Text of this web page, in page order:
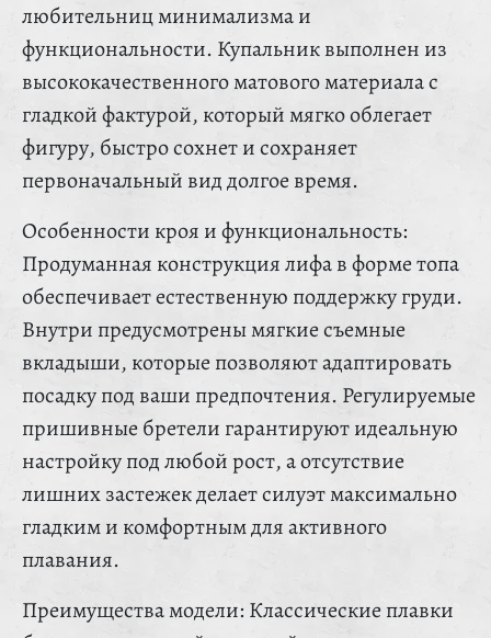
любительниц минимализма и
функциональности. Купальник выполнен из
высококачественного матового материала с
гладкой фактурой, который мягко облегает
фигуру, быстро сохнет и сохраняет
первоначальный вид долгое время.
Особенности кроя и функциональность:
Продуманная конструкция лифа в форме топа
обеспечивает естественную поддержку груди.
Внутри предусмотрены мягкие съемные
вкладыши, которые позволяют адаптировать
посадку под ваши предпочтения. Регулируемые
пришивные бретели гарантируют идеальную
настройку под любой рост, а отсутствие
лишних застежек делает силуэт максимально
гладким и комфортным для активного
плавания.
Преимущества модели: Классические плавки